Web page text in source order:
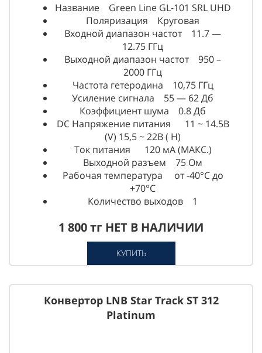
Название Green Line GL-101 SRL UHD
Поляризация Круговая
Входной диапазон частот 11.7 —
12.75 ГГц
Выходной диапазон частот 950 –
2000 ГГц
Частота гетеродина 10,75 ГГц
Усиление сигнала 55 — 62 Дб
Коэффициент шума 0.8 Дб
DC Напряжение питания 11 ~ 14.5В
(V) 15,5 ~ 22В ( H)
Ток питания 120 мА (МАКС.)
Выходной разъем 75 Ом
Рабочая температура от -40°C до
+70°C
Количество выходов 1
1 800 тг НЕТ В НАЛИЧИИ
КУПИТЬ
Конвертор LNB Star Track ST 312
Platinum